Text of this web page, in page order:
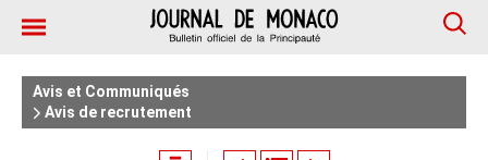
Avis et Communiqués
Avis de recrutement